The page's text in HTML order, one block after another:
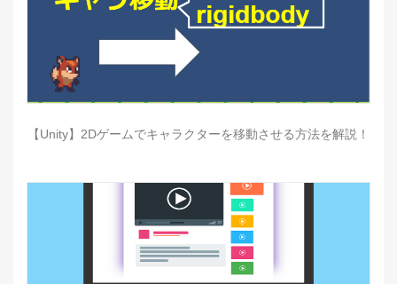
【Unity】2Dゲームでキャラクターを移動させる方法を解説！